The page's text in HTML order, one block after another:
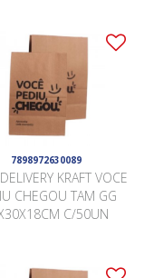
7898972630089
KRAFT VOCE
CHEGOU TAM GG
C/50UN